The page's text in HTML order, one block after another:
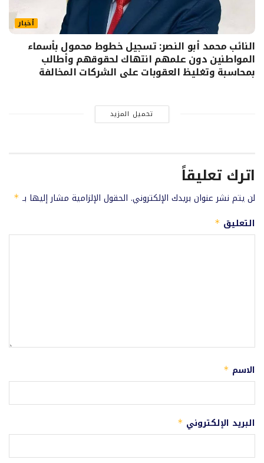
أخبار
النائب محمد أبو النصر: تسجيل خطوط محمول بأسماء
المواطنين دون علمهم انتهاك لحقوقهم وأطالب
بمحاسبة وتغليظ العقوبات على الشركات المخالفة
تحميل المزيد
اترك تعليقاً
لن يتم نشر عنوان بريدك الإلكتروني. الحقول الإلزامية مشار إليها بـ *
التعليق *
الاسم *
البريد الإلكتروني *